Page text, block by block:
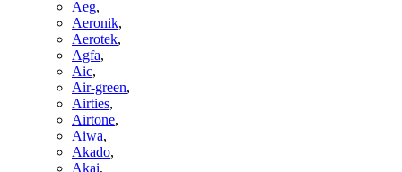
Aeg,
Aeronik,
Aerotek,
Agfa,
Aic,
Air-green,
Airties,
Airtone,
Aiwa,
Akado,
Akai,